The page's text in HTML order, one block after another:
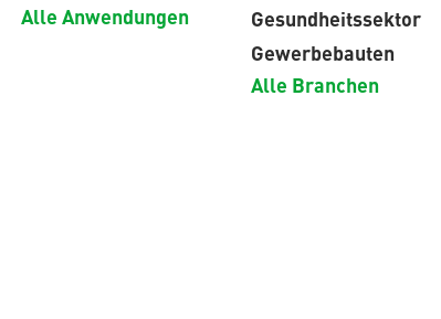
Alle Anwendungen
Gesundheitssektor
Gewerbebauten
Alle Branchen